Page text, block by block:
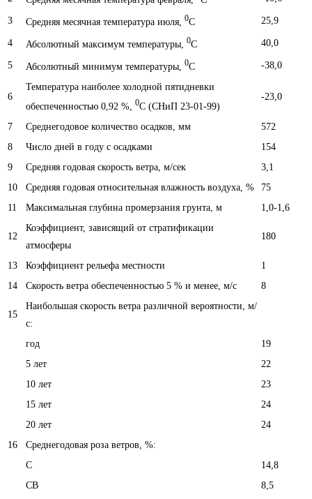
3 Средняя месячная температура июля, 0С 25,9
4 Абсолютный максимум температуры, 0С 40,0
5 Абсолютный минимум температуры, 0С -38,0
6
Температура наиболее холодной пятидневки
обеспеченностью 0,92 %, 0С (СНиП 23-01-99)
-23,0
7 Среднегодовое количество осадков, мм
572
8
Число дней в году с осадками
154
9
Средняя годовая скорость ветра, м/сек
3,1
10
Средняя годовая относительная влажность воздуха, %
75
11
Максимальная глубина промерзания грунта, м 1,0-1,6
12
Коэффициент, зависящий от стратификации
атмосферы
180
13 Коэффициент рельефа местности
1
14
Скорость ветра обеспеченностью 5 % и менее, м/с 8
15
Наибольшая скорость ветра различной вероятности, м/
с:
год
19
5 лет
22
10 лет
23
15 лет
24
20 лет
24
16
Среднегодовая роза ветров, %:
С
14,8
СВ
8,5